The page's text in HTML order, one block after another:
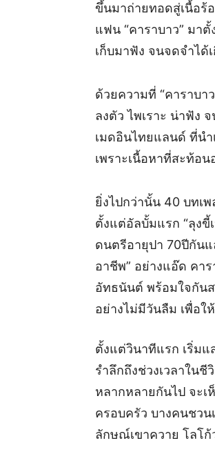
ขึ้นมาถ่ายทอดสู่เนื้อร้
แฟน “คาราบาว” มา
เก็บมาฟัง จนจดจำได้
ด้วยความที่ “คาราบ
ลงตัว ไพเราะ น่าฟัง
เมดอินไทยแลนด์ ที่นำ
เพราะเนื้อหาที่สะท้อ
ยิ่งไปกว่านั้น 40 บทเ
ตั้งแต่อัลบั้มแรก “ลุงขี้
ดนตรีอายุปา 70ปีกัน
อาชีพ” อย่างแอ๊ด คา
อัทธนันต์ พร้อมใจกัน
อย่างไม่มีวันลืม เพื่อใ
ตั้งแต่วินาทีแรก เริ่มแ
รำลึกถึงช่วงเวลาใน
หลากหลายกันไป จะ
ครอบครัว บางคนชว
ลักษณ์เขาควาย โลโก้